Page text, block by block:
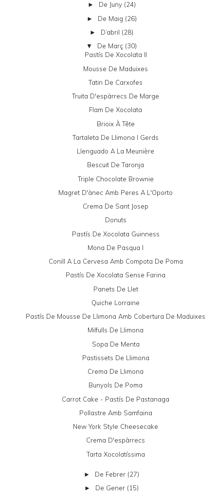
► De Juny (24)
► De Maig (26)
► D’abril (28)
▼ De Març (30)
Pastís De Xocolata II
Mousse De Maduixes
Tatin De Carxofes
Truita D'espàrrecs De Marge
Flam De Xocolata
Brioix À Tête
Tartaleta De Llimona I Gerds
Llenguado A La Meunière
Bescuit De Taronja
Triple Chocolate Brownie
Magret D'ànec Amb Peres A L'Oporto
Crema De Sant Josep
Donuts
Pastís De Xocolata Guinness
Mona De Pasqua I
Conill A La Cervesa Amb Compota De Poma
Pastís De Xocolata Sense Farina
Panets De Llet
Quiche Lorraine
Pastís De Mousse De Llimona Amb Cobertura De Maduixes
Milfulls De Llimona
Sopa De Menta
Pastissets De Llimona
Crema De Llimona
Bunyols De Poma
Carrot Cake - Pastís De Pastanaga
Pollastre Amb Samfaina
New York Style Cheesecake
Crema D'espàrrecs
Tarta Xocolatíssima
► De Febrer (27)
► De Gener (15)